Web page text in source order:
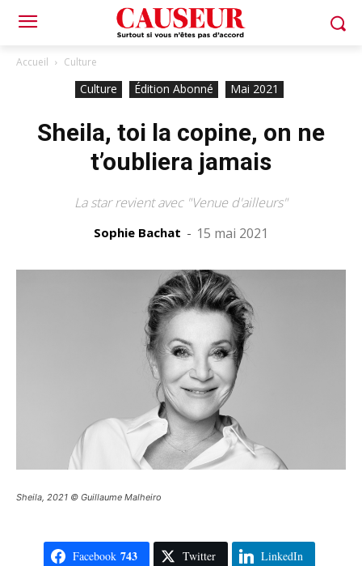
Accueil Culture
Culture Édition Abonné Mai 2021
Sheila, toi la copine, on ne
t’oubliera jamais
La star revient avec "Venue d'ailleurs"
Sophie Bachat - 15 mai 2021
Sheila, 2021 © Guillaume Malheiro
Facebook 743 Twitter LinkedIn